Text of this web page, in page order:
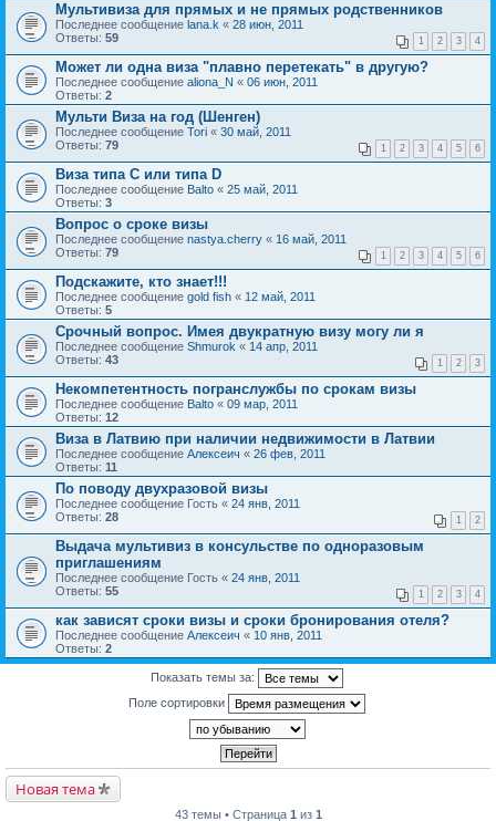
Мультивиза для прямых и не прямых родственников
Последнее сообщение lana.k « 28 июн, 2011
Ответы: 59 1 2 3 4
Может ли одна виза "плавно перетекать" в другую?
Последнее сообщение aliona_N « 06 июн, 2011
Ответы: 2
Мульти Виза на год (Шенген)
Последнее сообщение Tori « 30 май, 2011
Ответы: 79 1 2 3 4 5 6
Виза типа С или типа D
Последнее сообщение Balto « 25 май, 2011
Ответы: 3
Вопрос о сроке визы
Последнее сообщение nastya.cherry « 16 май, 2011
Ответы: 79 1 2 3 4 5 6
Подскажите, кто знает!!!
Последнее сообщение gold fish « 12 май, 2011
Ответы: 5
Срочный вопрос. Имея двукратную визу могу ли я
Последнее сообщение Shmurok « 14 апр, 2011
Ответы: 43 1 2 3
Некомпетентность погранслужбы по срокам визы
Последнее сообщение Balto « 09 мар, 2011
Ответы: 12
Виза в Латвию при наличии недвижимости в Латвии
Последнее сообщение Алексеич « 26 фев, 2011
Ответы: 11
По поводу двухразовой визы
Последнее сообщение Гость « 24 янв, 2011
Ответы: 28 1 2
Выдача мультивиз в консульстве по одноразовым
приглашениям
Последнее сообщение Гость « 24 янв, 2011
Ответы: 55 1 2 3 4
как зависят сроки визы и сроки бронирования отеля?
Последнее сообщение Алексеич « 10 янв, 2011
Ответы: 2
Показать темы за:
Поле сортировки
Новая тема
43 темы • Страница 1 из 1